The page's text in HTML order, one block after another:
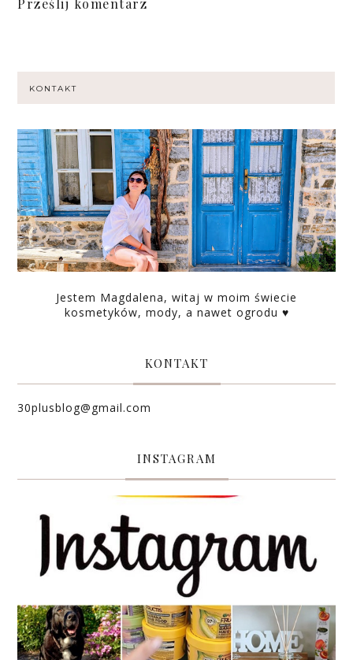
KONTAKT
Jestem Magdalena, witaj w moim świecie
kosmetyków, mody, a nawet ogrodu ♥
KONTAKT
30plusblog@gmail.com
INSTAGRAM